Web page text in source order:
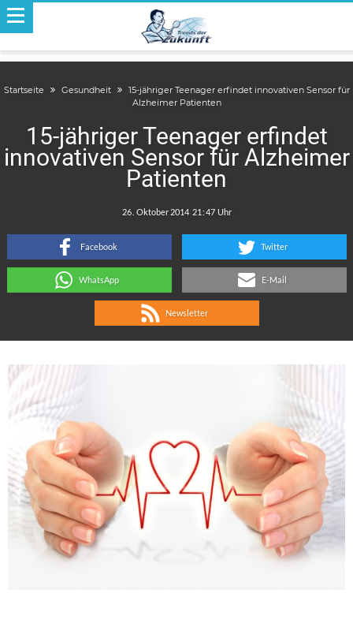
Startseite Gesundheit
15-jähriger Teenager erfindet innovativen Sensor für
Alzheimer Patienten
15-jähriger Teenager erfindet
innovativen Sensor für Alzheimer
Patienten
:
Facebook Twitter
WhatsApp E-Mail
Newsletter